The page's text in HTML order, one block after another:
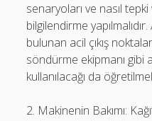
senaryoları ve nasıl
bilgilendirme
bulunan acil çıkış
söndürme ekipmanı gibi
kullanılacağı da
2. Makinenin Bakımı: